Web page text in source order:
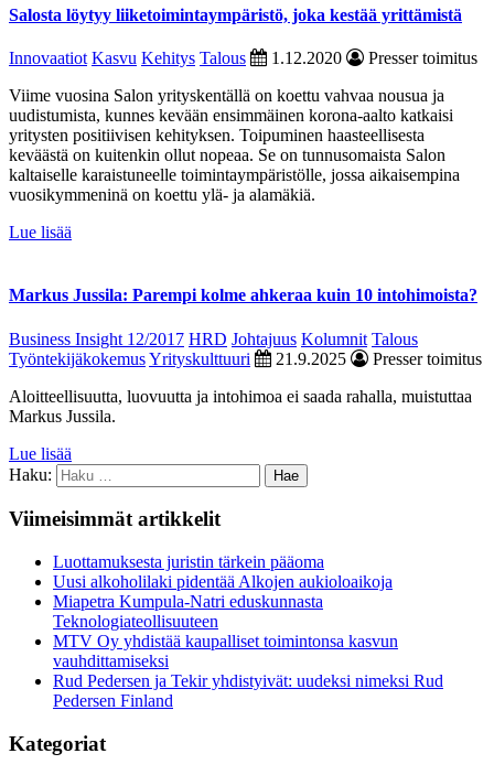
Salosta löytyy liiketoimintaympäristö, joka kestää yrittämistä
Innovaatiot Kasvu Kehitys Talous 1.12.2020
Presser toimitus
Viime vuosina Salon yrityskentällä on koettu vahvaa nousua ja
uudistumista, kunnes kevään ensimmäinen korona-aalto katkaisi
yritysten positiivisen kehityksen. Toipuminen haasteellisesta
keväästä on kuitenkin ollut nopeaa. Se on tunnusomaista Salon
kaltaiselle karaistuneelle toimintaympäristölle, jossa aikaisempina
vuosikymmeninä on koettu ylä- ja alamäkiä.
Lue lisää
Markus Jussila: Parempi kolme ahkeraa kuin 10 intohimoista?
Business Insight 12/2017 HRD Johtajuus Kolumnit Talous
TyöntekijäkokemusYrityskulttuuri 21.9.2025
Presser toimitus
Aloitteellisuutta, luovuutta ja intohimoa ei saada rahalla, muistuttaa
Markus Jussila.
Lue lisää
Haku:
Viimeisimmät artikkelit
Luottamuksesta juristin tärkein pääoma
Uusi alkoholilaki pidentää Alkojen aukioloaikoja
Miapetra Kumpula-Natri eduskunnasta
Teknologiateollisuuteen
MTV Oy yhdistää kaupalliset toimintonsa kasvun
vauhdittamiseksi
Rud Pedersen ja Tekir yhdistyivät: uudeksi nimeksi Rud
Pedersen Finland
Kategoriat